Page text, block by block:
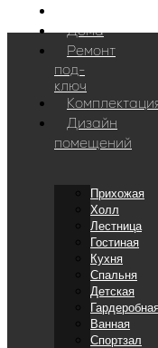
Дома
Ремонт
под-
ключ
Дизайн
помещений
Прихожая
Холл
Лестница
Гостиная
Кухня
Спальня
Детская
Ванная
Спортзал